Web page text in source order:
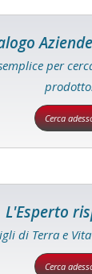
per
Cerca
L'Esperto
di Terra e
Cerca